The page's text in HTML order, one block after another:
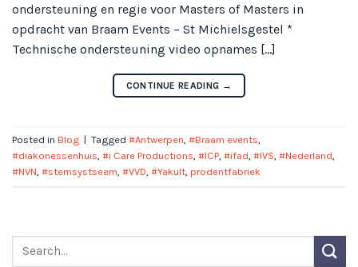
ondersteuning en regie voor Masters of Masters in
opdracht van Braam Events – St Michielsgestel *
Technische ondersteuning video opnames […]
CONTINUE READING →
Posted in Blog | Tagged #Antwerpen, #Braam events,
#diakonessenhuis, #i Care Productions, #ICP, #ifad, #IVS, #Nederland,
#NVN, #stemsystseem, #VVD, #Yakult, prodentfabriek